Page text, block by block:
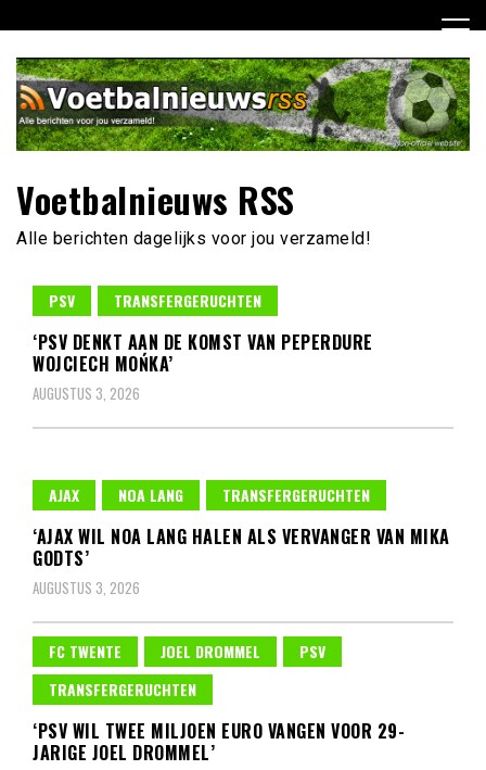
naar
inhoud
Voetbalnieuws RSS
Alle berichten dagelijks voor jou verzameld!
PSV TRANSFERGERUCHTEN
‘PSV DENKT AAN DE KOMST VAN PEPERDURE
WOJCIECH MOŃKA’
AUGUSTUS 3, 2026
AJAX NOA LANG TRANSFERGERUCHTEN
‘AJAX WIL NOA LANG HALEN ALS VERVANGER VAN MIKA
GODTS’
AUGUSTUS 3, 2026
FC TWENTE JOEL DROMMEL
PSV
TRANSFERGERUCHTEN
‘PSV WIL TWEE MILJOEN EURO VANGEN VOOR 29-
JARIGE JOEL DROMMEL’